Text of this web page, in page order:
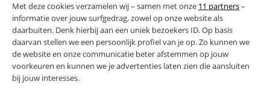
Met deze cookies verzamelen wij – samen met onze 11 partners–
informatie over jouw surfgedrag, zowel op onze website als
daarbuiten. Denk hierbij aan een uniek bezoekers ID. Op basis
daarvan stellen we een persoonlijk profiel van je op. Zo kunnen we
de website en onze communicatie beter afstemmen op jouw
voorkeuren en kunnen we je advertenties laten zien die aansluiten
bij jouw interesses.
SPELEN & VERBEELDEN
SPEELGOED
Speelgoed opbergen in de woonkamer: 7
slimme en stijlvolle ideeën voor elke dag
Ontdek hoe je speelgoed stijlvol opbergt in de